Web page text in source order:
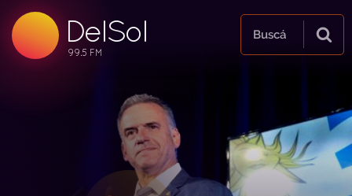
DelSol
99.5 FM
99.5 FM
99.5 FM
Buscá